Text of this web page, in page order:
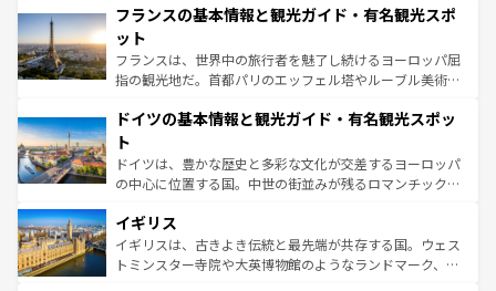
なお、新着のイタリア情報はコンテンツ一覧を参照してほ
しい。
文化が根付くこの国では、情熱的なフラメンコ、熱気あふ
れる闘牛、そして美味しいタパスが生活の一部となってい
る。首都マドリードの洗練された雰囲気や、バルセロナの
アートに溢れた街角から、地方では古代ローマ遺跡や中世
せる。地方によって風土や気候が異なるスペインはその個
ンテンツ一覧 を参照してほしい。
フランスの基本情報と観光ガイド・有名観光スポ
ット
フランスは、世界中の旅行者を魅了し続けるヨーロッパ屈
指の観光地だ。首都パリのエッフェル塔やルーブル美術館
で、幅広い魅力が詰まっている。華麗な宮殿、歴史的な大
聖堂、美しいビーチ、そして豊かな自然が、訪れる者を心
から魅了する。また、フランスは美食の国としても知ら
れ、フランス料理はユネスコ無形文化遺産にも登録されて
香り高いラベンダー畑など、多彩な楽しみ方が可能だ。さ
らに、パリ以外の地域にも魅力が溢れており、どの街角に
も豊かな歴史と文化が息づいている。パリ以外の個性あふ
ドイツの基本情報と観光ガイド・有名観光スポッ
ト
ドイツは、豊かな歴史と多彩な文化が交差するヨーロッパ
の中心に位置する国。中世の街並みが残るロマンチック街
顔を持つこの国は、どこを歩いても飽きることがない。ベ
ルリンの文化的活気、バイエルン州のアルプスの絶景、そ
してライン川沿いのワイン畑といった風景は必見。ビール
イギリス
イギリスは、古きよき伝統と最先端が共存する国。ウェス
トミンスター寺院や大英博物館のようなランドマーク、歴